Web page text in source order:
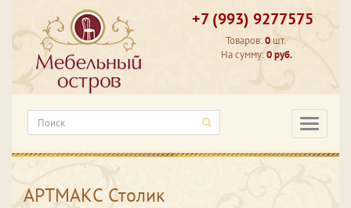
+7 (993) 9277575
Товаров:0 шт.
На сумму:0 руб.
АРТМАКС Столик